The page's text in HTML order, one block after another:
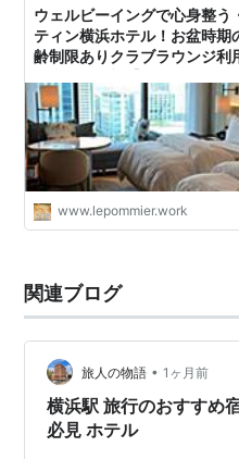
ウェルビーイングで心身整う
ティン横浜ホテル！お盆時期
齢制限ありクラブラウンジ利
ックスカード・横浜】 - ひよ
smile・グルメ旅行記
www.lepommier.work
関連ブログ
旅人の物語 • 1ヶ月前
横浜駅 旅行のおすすめ
必見 ホテル